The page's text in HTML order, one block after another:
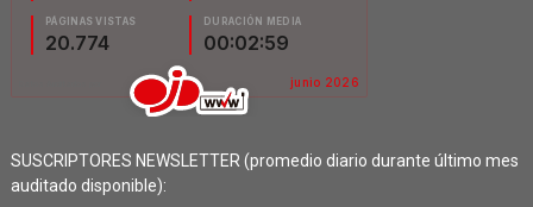
SUSCRIPTORES NEWSLETTER (promedio diario durante último mes
auditado disponible):